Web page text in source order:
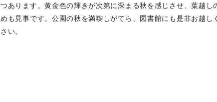
つあります。黄金色の輝きが次第に深まる秋を感じさせ、葉越し
めも見事です。公園の秋を満喫しがてら、図書館にも是非お越し
さい。